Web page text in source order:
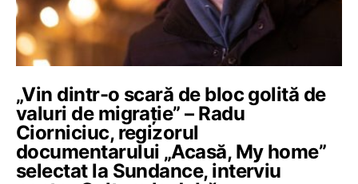
„Vin dintr-o scară de bloc golită de
valuri de migrație” – Radu
Ciorniciuc, regizorul
documentarului „Acasă, My home”
selectat la Sundance, interviu